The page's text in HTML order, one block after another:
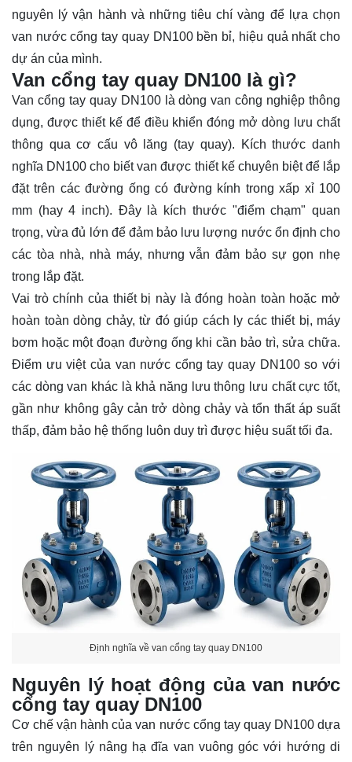
nguyên lý vận hành và những tiêu chí vàng để lựa chọn
van nước cổng tay quay DN100 bền bỉ, hiệu quả nhất cho
dự án của mình.
Van cổng tay quay DN100 là gì?
Van cổng tay quay DN100 là dòng van công nghiệp thông
dụng, được thiết kế để điều khiển đóng mở dòng lưu chất
thông qua cơ cấu vô lăng (tay quay). Kích thước danh
nghĩa DN100 cho biết van được thiết kế chuyên biệt để lắp
đặt trên các đường ống có đường kính trong xấp xỉ 100
mm (hay 4 inch). Đây là kích thước "điểm chạm" quan
trọng, vừa đủ lớn để đảm bảo lưu lượng nước ổn định cho
các tòa nhà, nhà máy, nhưng vẫn đảm bảo sự gọn nhẹ
trong lắp đặt.
Vai trò chính của thiết bị này là đóng hoàn toàn hoặc mở
hoàn toàn dòng chảy, từ đó giúp cách ly các thiết bị, máy
bơm hoặc một đoạn đường ống khi cần bảo trì, sửa chữa.
Điểm ưu việt của van nước cổng tay quay DN100 so với
các dòng van khác là khả năng lưu thông lưu chất cực tốt,
gần như không gây cản trở dòng chảy và tổn thất áp suất
thấp, đảm bảo hệ thống luôn duy trì được hiệu suất tối đa.
Định nghĩa về van cổng tay quay DN100
Nguyên lý hoạt động của van nước
cổng tay quay DN100
Cơ chế vận hành của van nước cổng tay quay DN100 dựa
trên nguyên lý nâng hạ đĩa van vuông góc với hướng di